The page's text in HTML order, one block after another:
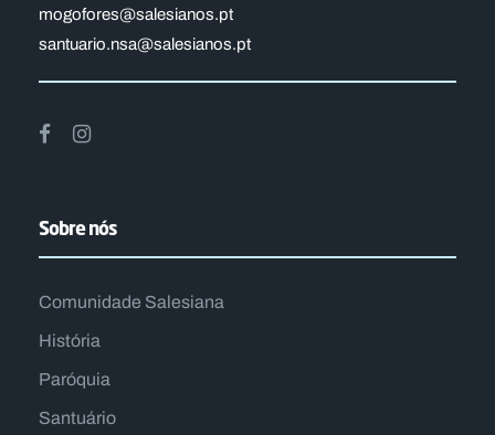
mogofores@salesianos.pt
santuario.nsa@salesianos.pt
Sobre nós
Comunidade Salesiana
História
Paróquia
Santuário